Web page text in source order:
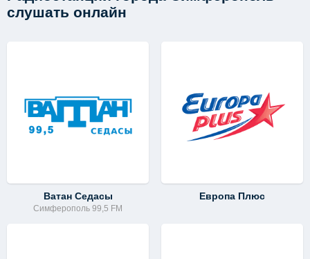
слушать онлайн
Ватан Cедасы
Симферополь 99,5 FM
Европа Плюс